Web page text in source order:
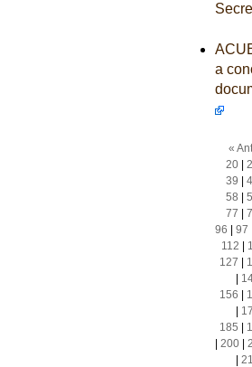
a
«
20|
39
58
77
96
97
112
127
156
185
200|